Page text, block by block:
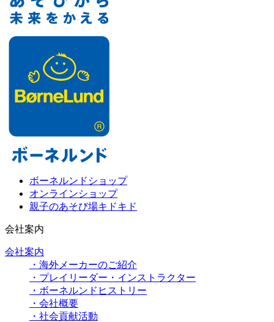
ボーネルンドショップ
オンラインショップ
親子のあそび場キドキド
会社案内
会社案内
・海外メーカーのご紹介
・プレイリーダー・インストラクター
・ボーネルンドヒストリー
・会社概要
・社会貢献活動